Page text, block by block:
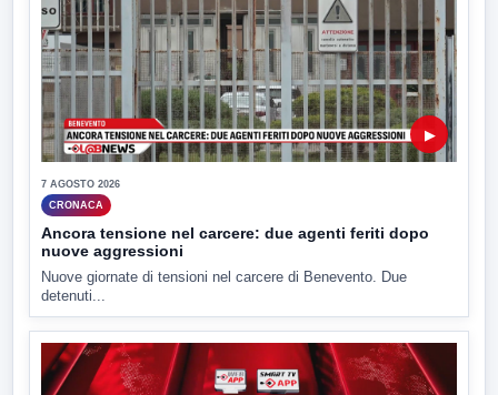
▶
7 AGOSTO 2026
CRONACA
Ancora tensione nel carcere: due agenti feriti dopo
nuove aggressioni
Nuove giornate di tensioni nel carcere di Benevento. Due
detenuti...